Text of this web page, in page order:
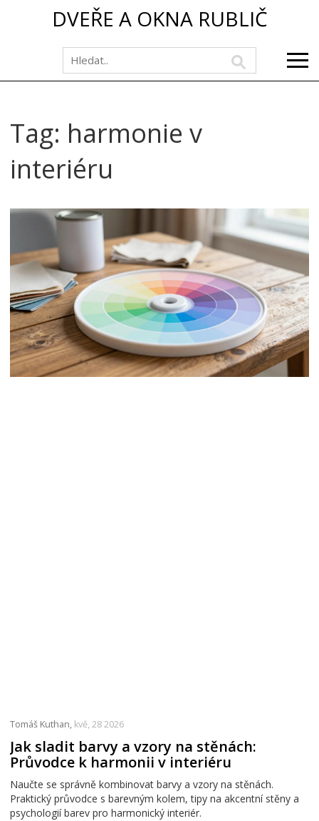
DVEŘE A OKNA RUBLIČ
Tag: harmonie v
interiéru
Tomáš Kuthan, kvě, 28 2026
Jak sladit barvy a vzory na stěnách:
Průvodce k harmonii v interiéru
Naučte se správně kombinovat barvy a vzory na stěnách.
Praktický průvodce s barevným kolem, tipy na akcentní stěny a
psychologií barev pro harmonický interiér.